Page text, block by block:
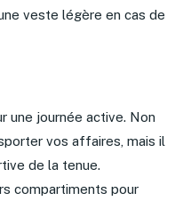
veste légère en cas de
une journée active. Non
vos affaires, mais il
de la tenue.
compartiments pour